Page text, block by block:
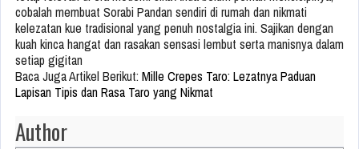
cobalah membuat Sorabi Pandan sendiri di rumah dan nikmati
kelezatan kue tradisional yang penuh nostalgia ini. Sajikan dengan
kuah kinca hangat dan rasakan sensasi lembut serta manisnya dalam
setiap gigitan
Baca Juga Artikel Berikut: Mille Crepes Taro: Lezatnya Paduan
Lapisan Tipis dan Rasa Taro yang Nikmat
Author